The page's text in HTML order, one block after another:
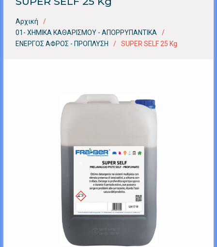
Αρχική
01- ΧΗΜΙΚΑ ΚΑΘΑΡΙΣΜΟΥ - ΑΠΟΡΡΥΠΑΝΤΙΚΑ
ΕΝΕΡΓΟΣ ΑΦΡΟΣ - ΠΡΟΠΛΥΣΗ
SUPER SELF 25 Kg